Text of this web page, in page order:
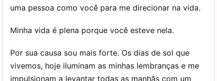
uma pessoa como você para me direcionar na vida.
Minha vida é plena porque você esteve nela.
Por sua causa sou mais forte. Os dias de sol que
vivemos, hoje iluminam as minhas lembranças e me
impulsionam a levantar todas as manhãs com um